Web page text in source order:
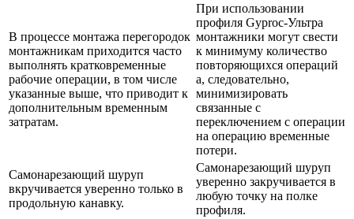
В процессе монтажа перегородок
монтажникам приходится часто
выполнять кратковременные
рабочие операции, в том числе
указанные выше, что приводит к
дополнительным временным
затратам.
При использовании
профиля Gyproc-Ультра
монтажники могут свести
к минимуму количество
повторяющихся операций
а, следовательно,
минимизировать
связанные с
переключением с операции
на операцию временные
потери.
Самонарезающий шуруп
вкручивается уверенно только в
продольную канавку.
Самонарезающий шуруп
уверенно закручивается в
любую точку на полке
профиля.